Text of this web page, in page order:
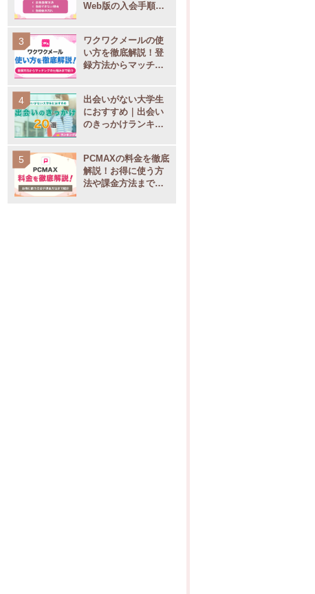
Web版の入会手順や
ワクワクメールの使
い方を徹底解説！登
録方法からマッチン
出会いがない大学生
におすすめ｜出会い
のきっかけランキン
PCMAXの料金を徹底
解説！お得に使う方
法や課金方法まで紹